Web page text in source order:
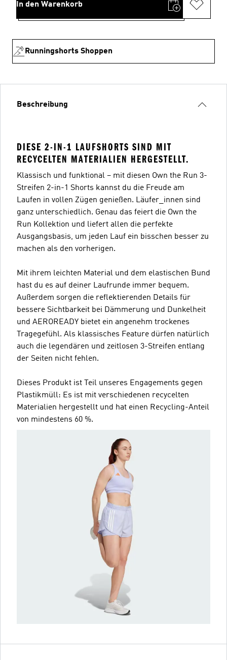
In den Warenkorb
Runningshorts Shoppen
Beschreibung
DIESE 2-IN-1 LAUFSHORTS SIND MIT
RECYCELTEN MATERIALIEN HERGESTELLT.
Klassisch und funktional – mit diesen Own the Run 3-
Streifen 2-in-1 Shorts kannst du die Freude am
Laufen in vollen Zügen genießen. Läufer_innen sind
ganz unterschiedlich. Genau das feiert die Own the
Run Kollektion und liefert allen die perfekte
Ausgangsbasis, um jeden Lauf ein bisschen besser zu
machen als den vorherigen.
Mit ihrem leichten Material und dem elastischen Bund
hast du es auf deiner Laufrunde immer bequem.
Außerdem sorgen die reflektierenden Details für
bessere Sichtbarkeit bei Dämmerung und Dunkelheit
und AEROREADY bietet ein angenehm trockenes
Tragegefühl. Als klassisches Feature dürfen natürlich
auch die legendären und zeitlosen 3-Streifen entlang
der Seiten nicht fehlen.
Dieses Produkt ist Teil unseres Engagements gegen
Plastikmüll: Es ist mit verschiedenen recycelten
Materialien hergestellt und hat einen Recycling-Anteil
von mindestens 60 %.